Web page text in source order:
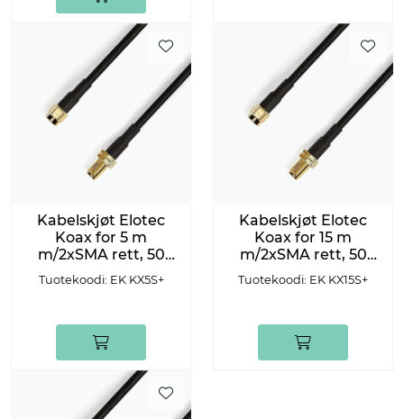
Kabelskjøt Elotec
Koax for 5 m
m/2xSMA rett, 50
Ohm
Tuotekoodi: EK KX5S+
Kabelskjøt Elotec
Koax for 15 m
m/2xSMA rett, 50
Ohm
Tuotekoodi: EK KX15S+